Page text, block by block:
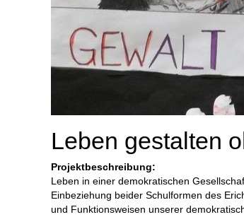
Leben gestalten
Projektbeschreibung:
Leben in einer demokratischen
Einbeziehung beider Schulformen des
und Funktionsweisen unserer